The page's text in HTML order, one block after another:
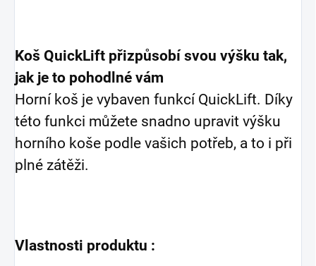
Koš QuickLift přizpůsobí svou výšku tak,
jak je to pohodlné vám
Horní koš je vybaven funkcí QuickLift. Díky
této funkci můžete snadno upravit výšku
horního koše podle vašich potřeb, a to i při
plné zátěži.
Vlastnosti produktu :